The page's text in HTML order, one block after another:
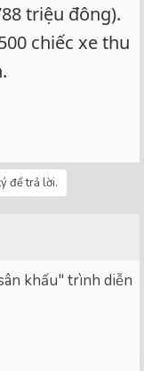
triệu đông).
chiếc xe thu
để trả lời.
khấu" trình diễn